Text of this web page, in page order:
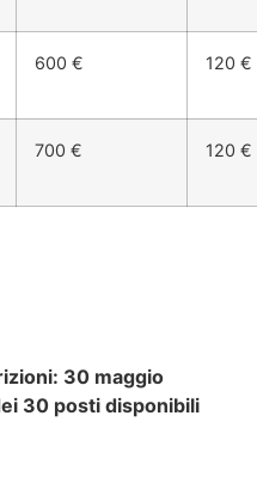
600 € 120 €
700 € 120 €
30 maggio
30 posti disponibili